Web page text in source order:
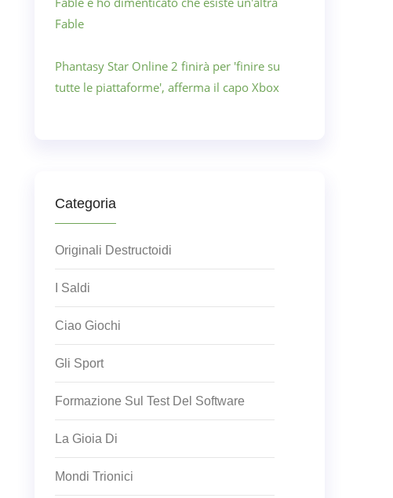
Fable
Phantasy Star Online 2 finirà per 'finire su
tutte le piattaforme', afferma il capo Xbox
Categoria
Originali Destructoidi
I Saldi
Ciao Giochi
Gli Sport
Formazione Sul Test Del Software
La Gioia Di
Mondi Trionici